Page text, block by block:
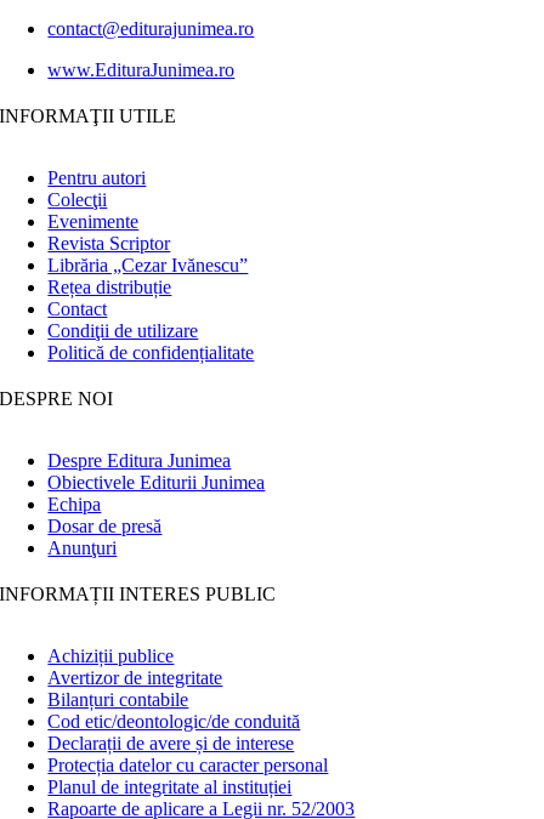
contact@editurajunimea.ro
www.EdituraJunimea.ro
INFORMAŢII UTILE
Pentru autori
Colecţii
Evenimente
Revista Scriptor
Librăria „Cezar Ivănescu”
Rețea distribuție
Contact
Condiţii de utilizare
Politică de confidențialitate
DESPRE NOI
Despre Editura Junimea
Obiectivele Editurii Junimea
Echipa
Dosar de presă
Anunţuri
INFORMAȚII INTERES PUBLIC
Achiziții publice
Avertizor de integritate
Bilanțuri contabile
Cod etic/deontologic/de conduită
Declarații de avere și de interese
Protecția datelor cu caracter personal
Planul de integritate al instituției
Rapoarte de aplicare a Legii nr. 52/2003